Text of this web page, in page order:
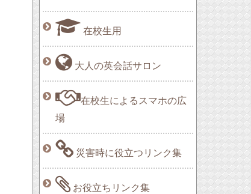
在校生用
大人の英会話サロン
在校生によるスマホの広
場
災害時に役立つリンク集
お役立ちリンク集